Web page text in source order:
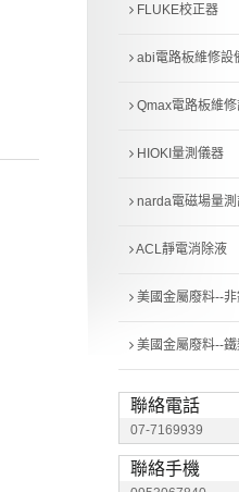
FLUKE校正器
abi電路板維修設
Qmax電路板維
HIOKI量測儀器
narda電磁場量
ACL靜電消除液
美國金屬廢料--
美國金屬廢料--
聯絡電話
07-7169939
聯絡手機